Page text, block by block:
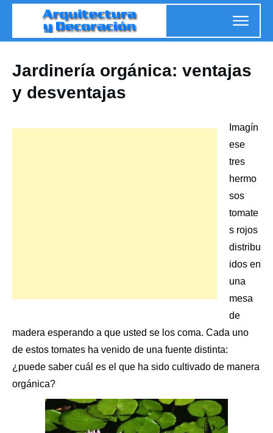
Jardinería orgánica: ventajas
y desventajas
Imagín
ese
tres
hermo
sos
tomate
s rojos
distribu
idos en
una
mesa
de
madera esperando a que usted se los coma. Cada uno
de estos tomates ha venido de una fuente distinta:
¿puede saber cuál es el que ha sido cultivado de manera
orgánica?